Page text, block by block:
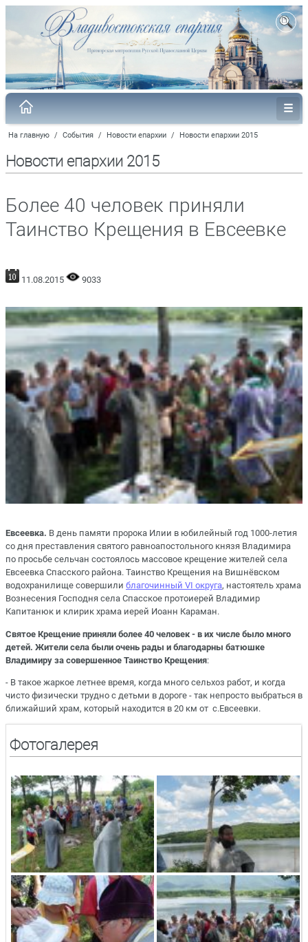
На главную / События / Новости епархии / Новости епархии 2015
Новости епархии 2015
Более 40 человек приняли
Таинство Крещения в Евсеевке
11.08.2015 9033
Евсеевка. В день памяти пророка Илии в юбилейный год 1000-летия
со дня преставления святого равноапостольного князя Владимира
по просьбе сельчан состоялось массовое крещение жителей села
Евсеевка Спасского района. Таинство Крещения на Вишнёвском
водохранилище совершили благочинный VI округа, настоятель храма
Вознесения Господня села Спасское протоиерей Владимир
Капитанюк и клирик храма иерей Иоанн Караман.
Святое Крещение приняли более 40 человек - в их числе было много
детей. Жители села были очень рады и благодарны батюшке
Владимиру за совершенное Таинство Крещения:
- В такое жаркое летнее время, когда много сельхоз работ, и когда
чисто физически трудно с детьми в дороге - так непросто выбраться в
ближайший храм, который находится в 20 км от с.Евсеевки.
Фотогалерея